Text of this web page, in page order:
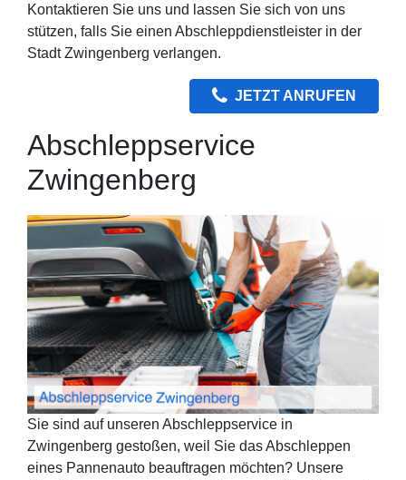
Kontaktieren Sie uns und lassen Sie sich von uns
stützen, falls Sie einen Abschleppdienstleister in der
Stadt Zwingenberg verlangen.
JETZT ANRUFEN
Abschleppservice
Zwingenberg
Sie sind auf unseren Abschleppservice in
Zwingenberg gestoßen, weil Sie das Abschleppen
eines Pannenauto beauftragen möchten? Unsere